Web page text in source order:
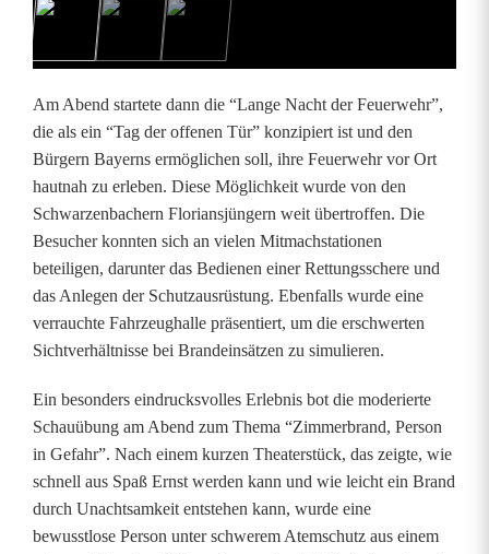
s
t
a
g
i
n
S
c
h
w
a
r
z
Am Abend startete dann die “Lange Nacht der Feuerwehr”,
die als ein “Tag der offenen Tür” konzipiert ist und den
Bürgern Bayerns ermöglichen soll, ihre Feuerwehr vor Ort
hautnah zu erleben. Diese Möglichkeit wurde von den
Schwarzenbachern Floriansjüngern weit übertroffen. Die
Besucher konnten sich an vielen Mitmachstationen
beteiligen, darunter das Bedienen einer Rettungsschere und
das Anlegen der Schutzausrüstung. Ebenfalls wurde eine
verrauchte Fahrzeughalle präsentiert, um die erschwerten
Sichtverhältnisse bei Brandeinsätzen zu simulieren.
Ein besonders eindrucksvolles Erlebnis bot die moderierte
Schauübung am Abend zum Thema “Zimmerbrand, Person
in Gefahr”. Nach einem kurzen Theaterstück, das zeigte, wie
schnell aus Spaß Ernst werden kann und wie leicht ein Brand
durch Unachtsamkeit entstehen kann, wurde eine
bewusstlose Person unter schwerem Atemschutz aus einem